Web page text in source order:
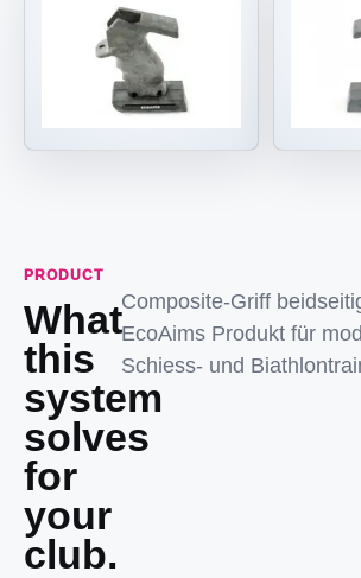
PRODUCT
What
this
system
solves
for
your
club.
Composite-Griff
EcoAims Produkt für
Schiess- und